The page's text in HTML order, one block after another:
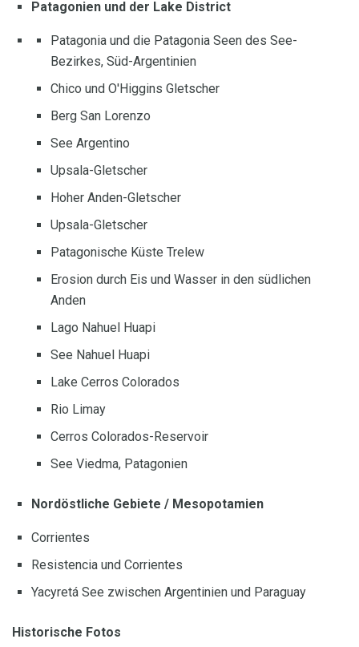
Patagonien und der Lake District
Patagonia und die Patagonia Seen des See-
Bezirkes, Süd-Argentinien
Chico und O'Higgins Gletscher
Berg San Lorenzo
See Argentino
Upsala-Gletscher
Hoher Anden-Gletscher
Upsala-Gletscher
Patagonische Küste Trelew
Erosion durch Eis und Wasser in den südlichen
Anden
Lago Nahuel Huapi
See Nahuel Huapi
Lake Cerros Colorados
Rio Limay
Cerros Colorados-Reservoir
See Viedma, Patagonien
Nordöstliche Gebiete / Mesopotamien
Corrientes
Resistencia und Corrientes
Yacyretá See zwischen Argentinien und Paraguay
Historische Fotos